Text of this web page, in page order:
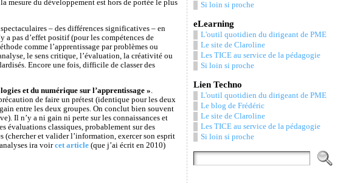
mesure du développement est hors de portée le plus
– des différences significatives – en
a pas d’effet positif (pour les compétences de
comme l’apprentissage par problèmes ou
le sens critique, l’évaluation, la créativité ou
Encore une fois, difficile de classer des
et du numérique sur l’apprentissage ».
de faire un prétest (identique pour les deux
entre les deux groupes. On conclut bien souvent
Il n’y a ni gain ni perte sur les connaissances et
évaluations classiques, probablement sur des
(chercher et valider l’information, exercer son esprit
ira voircet article(que j’ai écrit en 2010)
Si loin si proche
eLearning
L'outil quotidien du dirigeant de PME
Le site de Claroline
Les TICE au service de la pédagogie
Si loin si proche
Lien Techno
L'outil quotidien du dirigeant de PME
Le blog de Frédéric
Le site de Claroline
Les TICE au service de la pédagogie
Si loin si proche